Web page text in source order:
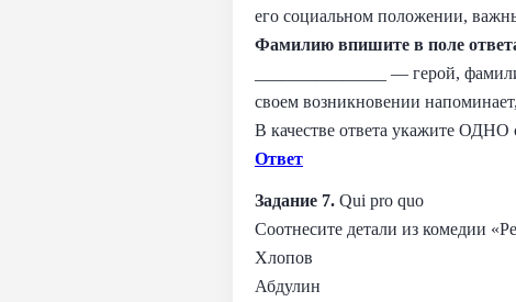
его социальном положении,
Фамилию впишите в поле
_______________ — герой,
своем возникновении
В качестве ответа укажите
Ответ
Задание 7. Qui pro quo
Соотнесите детали из комедии
Хлопов
Абдулин